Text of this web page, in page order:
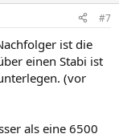
#7
ist die
einen Stabi ist
(vor
als eine 6500